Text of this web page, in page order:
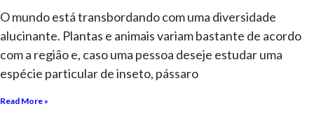
O mundo está transbordando com uma diversidade
alucinante. Plantas e animais variam bastante de acordo
com a região e, caso uma pessoa deseje estudar uma
espécie particular de inseto, pássaro
Read More »